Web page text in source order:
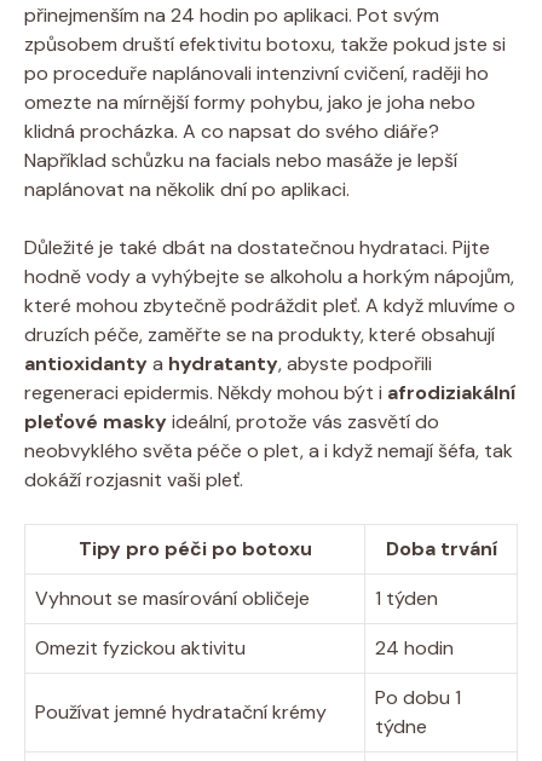
přinejmenším na 24 hodin po aplikaci. Pot svým
způsobem druští efektivitu botoxu, takže pokud jste si
po proceduře naplánovali intenzivní cvičení, raději ho
omezte na mírnější formy pohybu, jako je joha nebo
klidná procházka. A co napsat do svého diáře?
Například schůzku na facials nebo masáže je lepší
naplánovat na několik dní po aplikaci.
Důležité je také dbát na dostatečnou hydrataci. Pijte
hodně vody a vyhýbejte se alkoholu a horkým nápojům,
které mohou zbytečně podráždit pleť. A když mluvíme o
druzích péče, zaměřte se na produkty, které obsahují
antioxidantya hydratanty, abyste podpořili
regeneraci epidermis. Někdy mohou být i afrodiziakální
pleťové maskyideální, protože vás zasvětí do
neobvyklého světa péče o plet, a i když nemají šéfa, tak
dokáží rozjasnit vaši pleť.
Tipy pro péči po botoxu
Doba trvání
Vyhnout se masírování obličeje
1 týden
Omezit fyzickou aktivitu
24 hodin
Používat jemné hydratační krémy
Po dobu 1
týdne